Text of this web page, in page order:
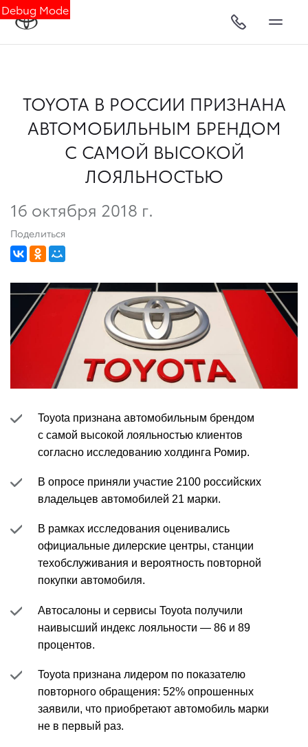
Debug Mode
TOYOTA В РОССИИ ПРИЗНАНА
АВТОМОБИЛЬНЫМ БРЕНДОМ
С САМОЙ ВЫСОКОЙ
ЛОЯЛЬНОСТЬЮ
16 октября 2018 г.
Поделиться
Toyota признана автомобильным брендом
с самой высокой лояльностью клиентов
согласно исследованию холдинга Ромир.
В опросе приняли участие 2100 российских
владельцев автомобилей 21 марки.
В рамках исследования оценивались
официальные дилерские центры, станции
техобслуживания и вероятность повторной
покупки автомобиля.
Автосалоны и сервисы Toyota получили
наивысший индекс лояльности — 86 и 89
процентов.
Toyota признана лидером по показателю
повторного обращения: 52% опрошенных
заявили, что приобретают автомобиль марки
не в первый раз.